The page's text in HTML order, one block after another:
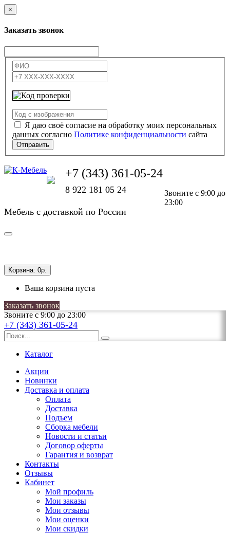
×
Заказать звонок
Я даю своё согласие на обработку моих персональных
данных согласно Политике конфиденциальности сайта
Отправить
Звоните с 9:00 до
23:00
+7 (343) 361-05-24
8 922 181 05 24
Мебель с доставкой по России
Корзина: 0р.
Ваша корзина пуста
Заказать звонок
Звоните с 9:00 до 23:00
+7 (343) 361-05-24
Каталог
Акции
Новинки
Доставка и оплата
Оплата
Доставка
Подъем
Сборка мебели
Новости и статьи
Договор оферты
Гарантия и возврат
Контакты
Отзывы
Кабинет
Мой профиль
Мои заказы
Мои отзывы
Мои оценки
Мои скидки